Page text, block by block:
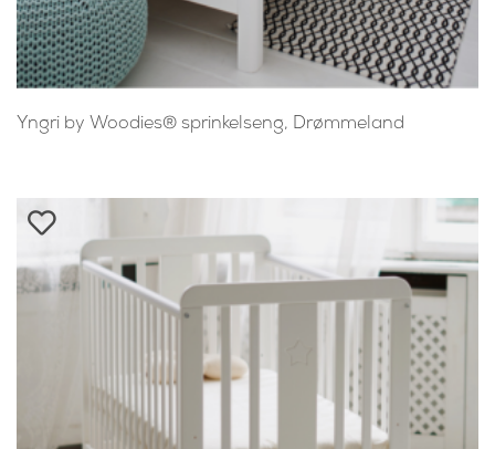
Yngri by Woodies® sprinkelseng, Drømmeland